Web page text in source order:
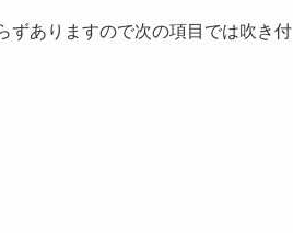
ずありますので次の項目では吹き付